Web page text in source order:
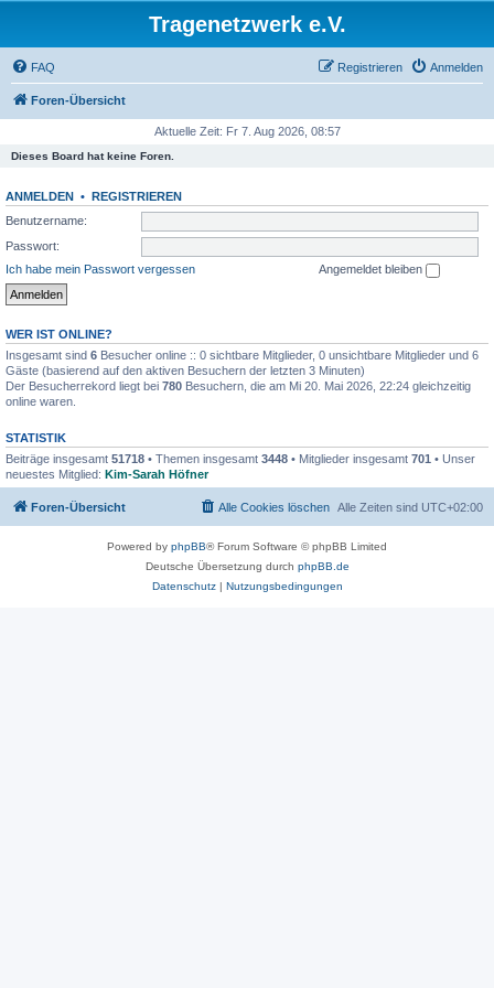
Tragenetzwerk e.V.
FAQ Anmelden
Registrieren
Foren-Übersicht
Aktuelle Zeit: Fr 7. Aug 2026, 08:57
Dieses Board hat keine Foren.
ANMELDEN • REGISTRIEREN
Benutzername:
Passwort:
Ich habe mein Passwort vergessen
Angemeldet bleiben
WER IST ONLINE?
Insgesamt sind 6 Besucher online :: 0 sichtbare Mitglieder, 0 unsichtbare Mitglieder und 6
Gäste (basierend auf den aktiven Besuchern der letzten 3 Minuten)
Der Besucherrekord liegt bei 780 Besuchern, die am Mi 20. Mai 2026, 22:24 gleichzeitig
online waren.
STATISTIK
Beiträge insgesamt 51718 • Themen insgesamt 3448 • Mitglieder insgesamt 701 • Unser
neuestes Mitglied: Kim-Sarah Höfner
Foren-Übersicht Alle Zeiten sind UTC+02:00
Alle Cookies löschen
Powered by phpBB® Forum Software © phpBB Limited
Deutsche Übersetzung durch phpBB.de
Datenschutz| Nutzungsbedingungen